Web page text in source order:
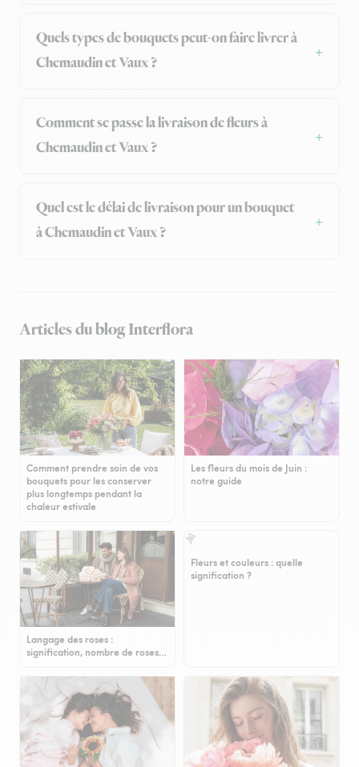
Quels types de bouquets peut-on faire livrer à
Chemaudin et Vaux ?
Comment se passe la livraison de fleurs à
Chemaudin et Vaux ?
Quel est le délai de livraison pour un bouquet
à Chemaudin et Vaux ?
Articles du blog Interflora
Comment prendre soin de vos
bouquets pour les conserver
plus longtemps pendant la
chaleur estivale
Les fleurs du mois de Juin :
notre guide
Langage des roses :
signification, nombre de roses…
Fleurs et couleurs : quelle
signification ?